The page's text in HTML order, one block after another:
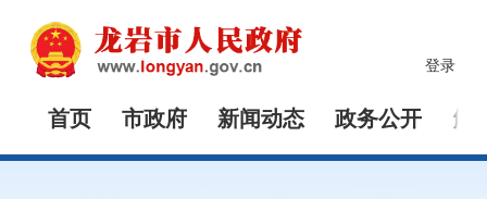
登录
首页 市政府 新闻动态 政务公开 解